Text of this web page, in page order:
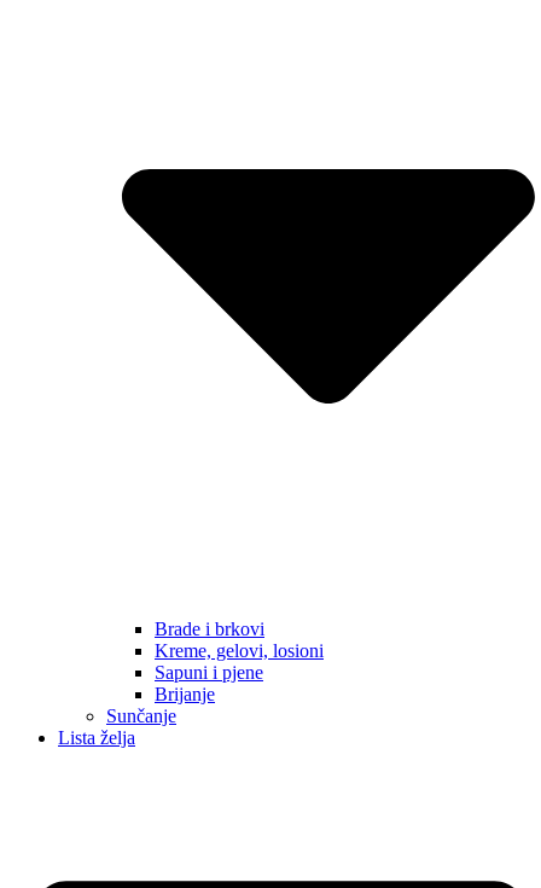
Brade i brkovi
Kreme, gelovi, losioni
Sapuni i pjene
Brijanje
Sunčanje
Lista želja